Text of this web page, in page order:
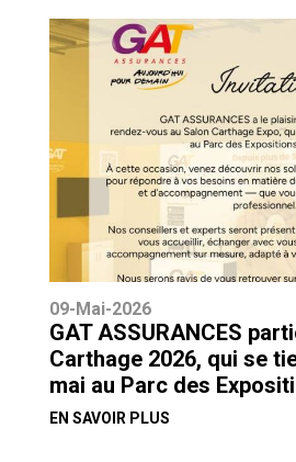
09-Mai-2026
GAT ASSURANCES
Carthage 2026, qui se
mai au Parc des
EN SAVOIR PLUS